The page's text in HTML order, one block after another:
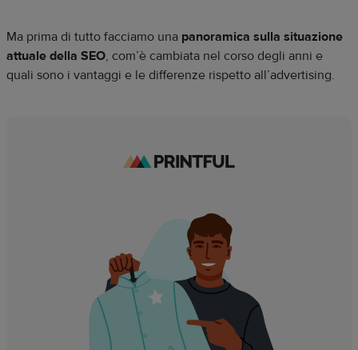
Ma prima di tutto facciamo una panoramica sulla situazione
attuale della SEO, com’è cambiata nel corso degli anni e
quali sono i vantaggi e le differenze rispetto all’advertising.